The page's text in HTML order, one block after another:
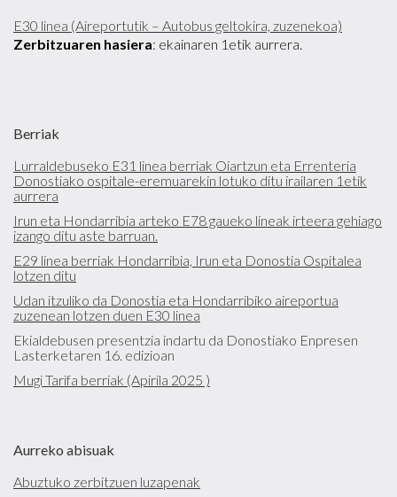
E30 linea (Aireportutik – Autobus geltokira, zuzenekoa)
Zerbitzuaren hasiera: ekainaren 1etik aurrera.
Berriak
Lurraldebuseko E31 linea berriak Oiartzun eta Errenteria
Donostiako ospitale-eremuarekin lotuko ditu irailaren 1etik
aurrera
Irun eta Hondarribia arteko E78 gaueko lineak irteera gehiago
izango ditu aste barruan.
E29 linea berriak Hondarribia, Irun eta Donostia Ospitalea
lotzen ditu
Udan itzuliko da Donostia eta Hondarribiko aireportua
zuzenean lotzen duen E30 linea
Ekialdebusen presentzia indartu da Donostiako Enpresen
Lasterketaren 16. edizioan
Mugi Tarifa berriak (Apirila 2025 )
Aurreko abisuak
Abuztuko zerbitzuen luzapenak